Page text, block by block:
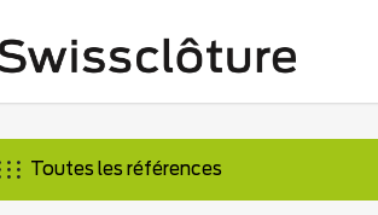
Toutes les références